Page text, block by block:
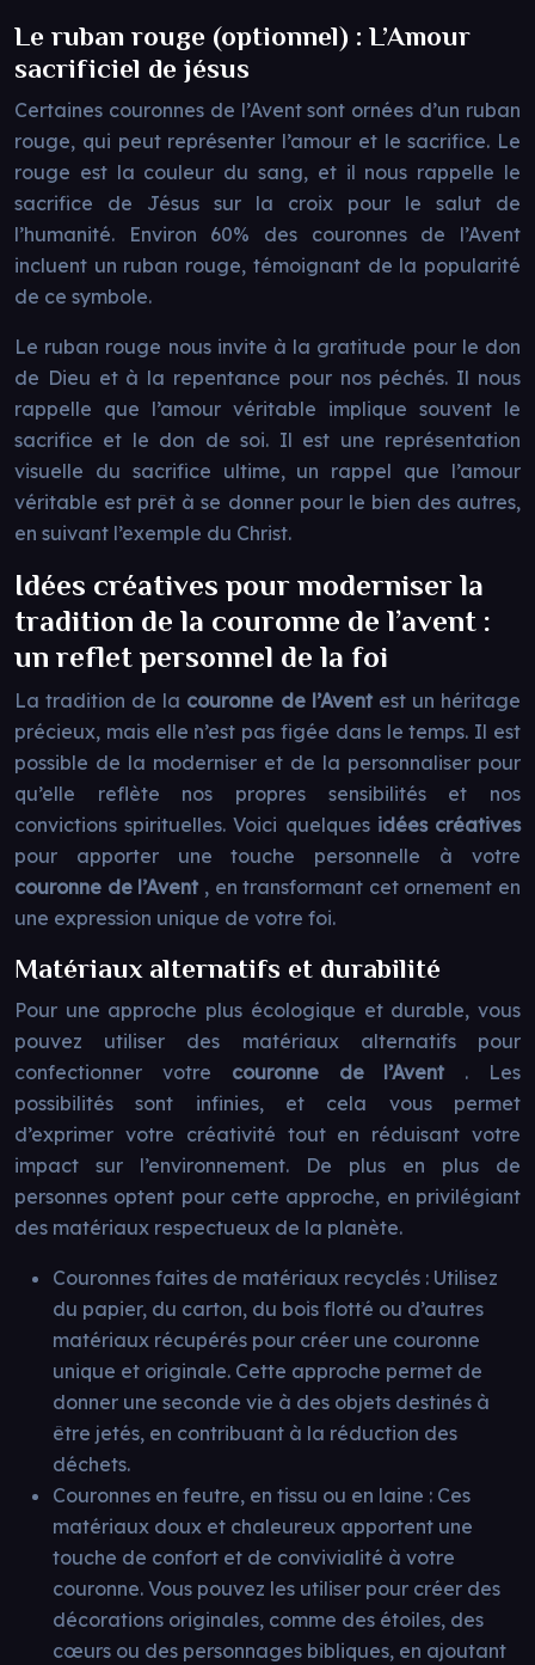
Le ruban rouge (optionnel) : L’Amour
sacrificiel de jésus
Certaines couronnes de l’Avent sont ornées d’un ruban
rouge, qui peut représenter l’amour et le sacrifice. Le
rouge est la couleur du sang, et il nous rappelle le
sacrifice de Jésus sur la croix pour le salut de
l’humanité. Environ 60% des couronnes de l’Avent
incluent un ruban rouge, témoignant de la popularité
de ce symbole.
Le ruban rouge nous invite à la gratitude pour le don
de Dieu et à la repentance pour nos péchés. Il nous
rappelle que l’amour véritable implique souvent le
sacrifice et le don de soi. Il est une représentation
visuelle du sacrifice ultime, un rappel que l’amour
véritable est prêt à se donner pour le bien des autres,
en suivant l’exemple du Christ.
Idées créatives pour moderniser la
tradition de la couronne de l’avent :
un reflet personnel de la foi
La tradition de la couronne de l’Avent est un héritage
précieux, mais elle n’est pas figée dans le temps. Il est
possible de la moderniser et de la personnaliser pour
qu’elle reflète nos propres sensibilités et nos
convictions spirituelles. Voici quelques idées créatives
pour apporter une touche personnelle à votre
couronne de l’Avent , en transformant cet ornement en
une expression unique de votre foi.
Matériaux alternatifs et durabilité
Pour une approche plus écologique et durable, vous
pouvez utiliser des matériaux alternatifs pour
confectionner votre couronne de l’Avent . Les
possibilités sont infinies, et cela vous permet
d’exprimer votre créativité tout en réduisant votre
impact sur l’environnement. De plus en plus de
personnes optent pour cette approche, en privilégiant
des matériaux respectueux de la planète.
Couronnes faites de matériaux recyclés : Utilisez
du papier, du carton, du bois flotté ou d’autres
matériaux récupérés pour créer une couronne
unique et originale. Cette approche permet de
donner une seconde vie à des objets destinés à
être jetés, en contribuant à la réduction des
déchets.
Couronnes en feutre, en tissu ou en laine : Ces
matériaux doux et chaleureux apportent une
touche de confort et de convivialité à votre
couronne. Vous pouvez les utiliser pour créer des
décorations originales, comme des étoiles, des
cœurs ou des personnages bibliques, en ajoutant